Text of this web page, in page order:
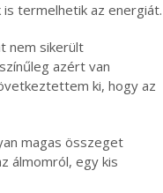
is termelhetik az energiát.
nem sikerült
azért van
ki, hogy az
magas összeget
álmomról, egy kis